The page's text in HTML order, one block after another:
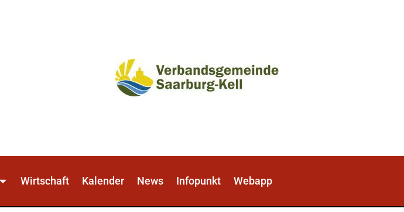
Wirtschaft Kalender News Infopunkt Webapp